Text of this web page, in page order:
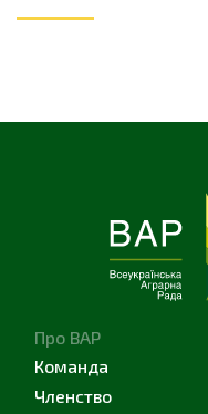
Про ВАР
Команда
Членство